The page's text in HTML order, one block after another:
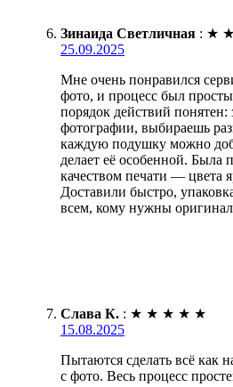
Зинаида Светличная : ★ ★
25.09.2025
Мне очень понравился
фото, и процесс был
порядок действий понятен:
фотографии, выбираешь
каждую подушку можно
делает её особенной. Была
качеством печати — цвета
Доставили быстро,
всем, кому нужны
Слава К. : ★ ★ ★ ★ ★
15.08.2025
Пытаются сделать всё как
с фото. Весь процесс